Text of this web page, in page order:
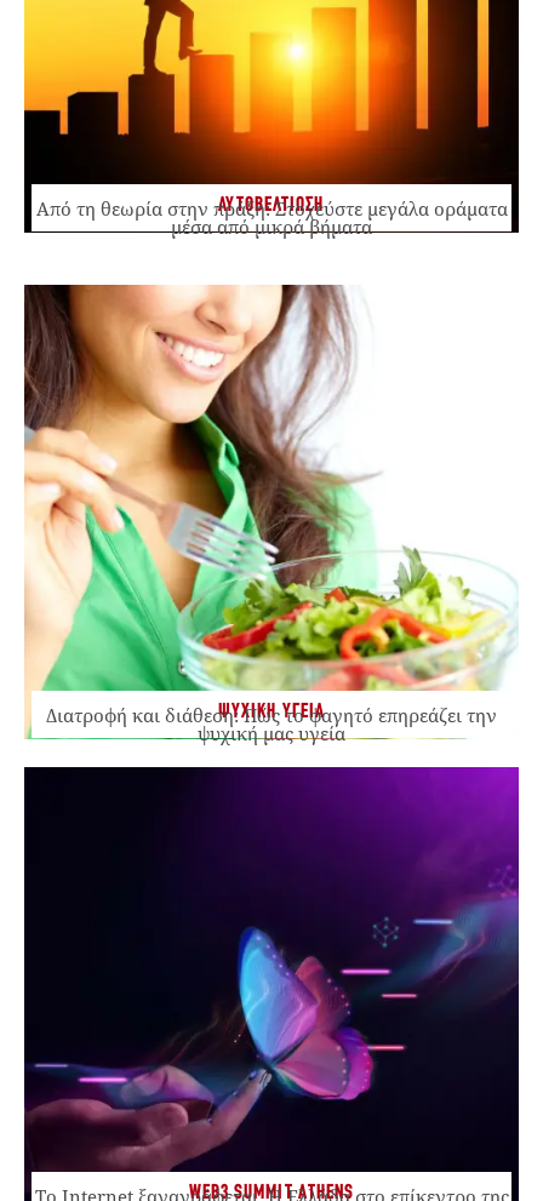
ΑΥΤΟΒΕΛΤΙΩΣΗ
Από τη θεωρία στην πράξη: Στοχεύστε μεγάλα οράματα
μέσα από μικρά βήματα
ΨΥΧΙΚΗ ΥΓΕΙΑ
Διατροφή και διάθεση: Πώς το φαγητό επηρεάζει την
ψυχική μας υγεία
WEB3 SUMMIT ATHENS